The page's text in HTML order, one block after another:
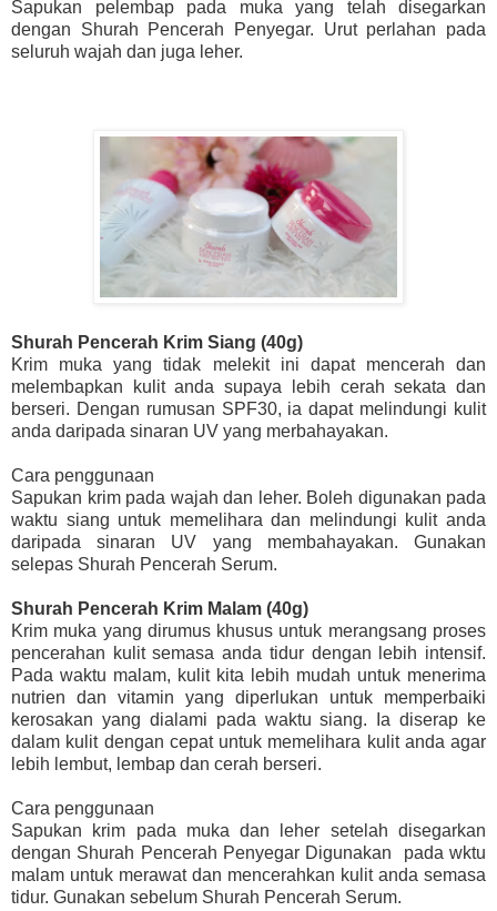
Sapukan pelembap pada muka yang telah disegarkan
dengan Shurah Pencerah Penyegar. Urut perlahan pada
seluruh wajah dan juga leher.
Shurah Pencerah Krim Siang (40g)
Krim muka yang tidak melekit ini dapat mencerah dan
melembapkan kulit anda supaya lebih cerah sekata dan
berseri. Dengan rumusan SPF30, ia dapat melindungi kulit
anda daripada sinaran UV yang merbahayakan.
Cara penggunaan
Sapukan krim pada wajah dan leher. Boleh digunakan pada
waktu siang untuk memelihara dan melindungi kulit anda
daripada sinaran UV yang membahayakan. Gunakan
selepas Shurah Pencerah Serum.
Shurah Pencerah Krim Malam (40g)
Krim muka yang dirumus khusus untuk merangsang proses
pencerahan kulit semasa anda tidur dengan lebih intensif.
Pada waktu malam, kulit kita lebih mudah untuk menerima
nutrien dan vitamin yang diperlukan untuk memperbaiki
kerosakan yang dialami pada waktu siang. Ia diserap ke
dalam kulit dengan cepat untuk memelihara kulit anda agar
lebih lembut, lembap dan cerah berseri.
Cara penggunaan
Sapukan krim pada muka dan leher setelah disegarkan
dengan Shurah Pencerah Penyegar Digunakan pada wktu
malam untuk merawat dan mencerahkan kulit anda semasa
tidur. Gunakan sebelum Shurah Pencerah Serum.